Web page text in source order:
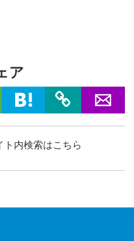
ア
ト内検索はこちら